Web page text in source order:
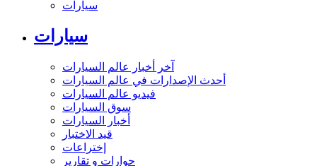
سيارات
سيارات
آخر أخبار عالم السيارات
أحدث الإصدارات في عالم السيارات
فيديو عالم السيارات
سوق السيارات
أخبار السيارات
قيد الاختبار
إختراعات
حوارات و تقارير